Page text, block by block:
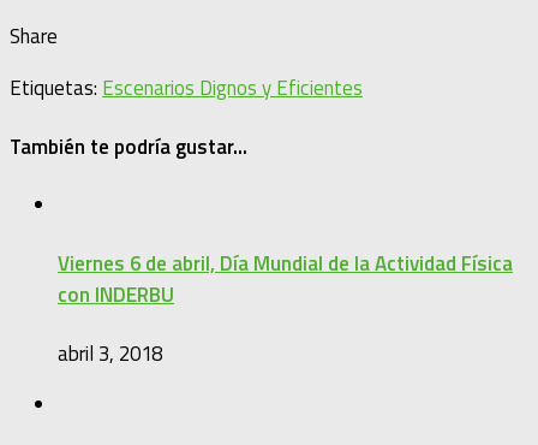
Share
Etiquetas:Escenarios Dignos y Eficientes
También te podría gustar...
Viernes 6 de abril, Día Mundial de la Actividad Física
con INDERBU
abril 3, 2018